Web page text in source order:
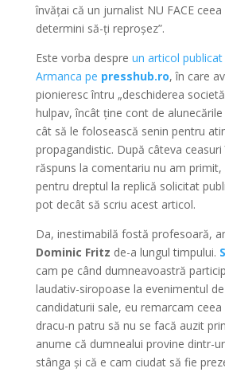
învățai că un jurnalist NU FACE
determini să-ți reproșez”.
Este vorba despre un articol
Armanca pe presshub.ro, în care
pionieresc întru „deschiderea
hulpav, încât ține cont de
cât să le folosească senin pentru
propagandistic. După câteva ceasuri
răspuns la comentariu nu am primit,
pentru dreptul la replică solicitat
pot decât să scriu acest articol.
Da, inestimabilă fostă profesoară,
Dominic Fritz de-a lungul timpului.
cam pe când dumneavoastră
laudativ-siropoase la evenimentul
candidaturii sale, eu remarcam
dracu-n patru să nu se facă auzit
anume că dumnealui provine dintr-
stânga și că e cam ciudat să fie